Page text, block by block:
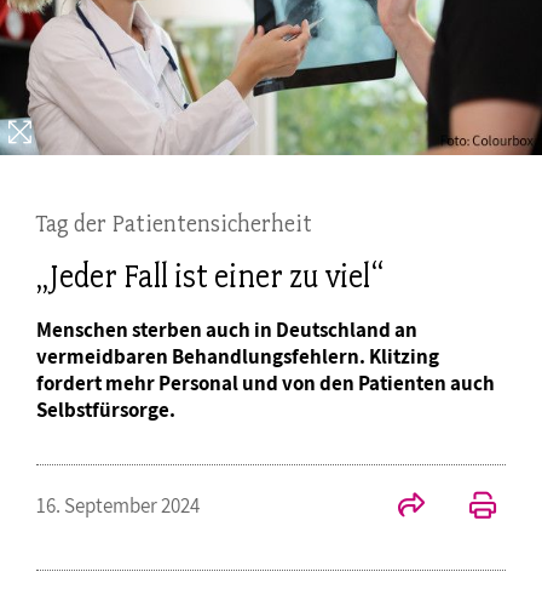
Tag der Patientensicherheit
„Jeder Fall ist einer zu viel“
Menschen sterben auch in Deutschland an
vermeidbaren Behandlungsfehlern. Klitzing
fordert mehr Personal und von den Patienten auch
Selbstfürsorge.
16. September 2024